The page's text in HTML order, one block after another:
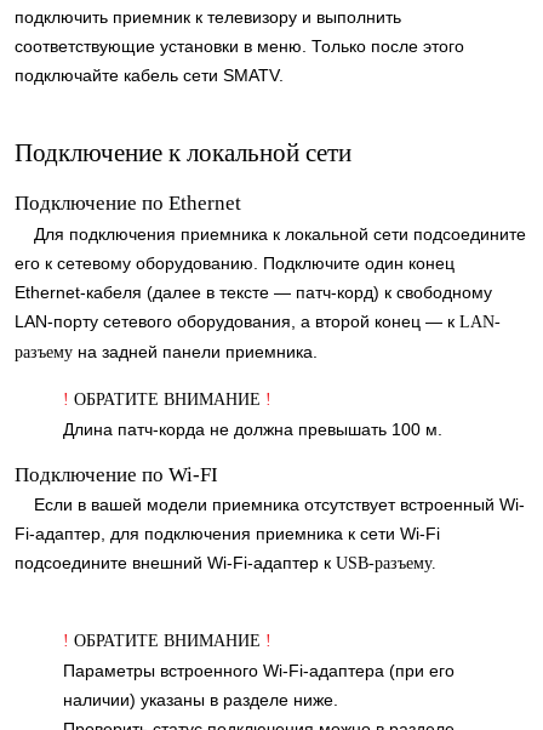
подключить приемник к телевизору и выполнить
соответствующие установки в меню. Только после этого
подключайте кабель сети SMATV.
Подключение к локальной сети
Подключение по Ethernet
Для подключения приемника к локальной сети подсоедините
его к сетевому оборудованию. Подключите один конец
Ethernet-кабеля (далее в тексте — патч-корд) к свободному
LAN-порту сетевого оборудования, а второй конец — к LAN-
разъему на задней панели приемника.
! ОБРАТИТЕ ВНИМАНИЕ !
Длина патч-корда не должна превышать 100 м.
Подключение по Wi-FI
Если в вашей модели приемника отсутствует встроенный Wi-
Fi-адаптер, для подключения приемника к сети Wi-Fi
подсоедините внешний Wi-Fi-адаптер к USB-разъему.
! ОБРАТИТЕ ВНИМАНИЕ !
Параметры встроенного Wi-Fi-адаптера (при его
наличии) указаны в разделе ниже.